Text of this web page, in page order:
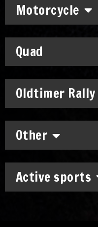
Motorcycle
Quad
Oldtimer Rally
Other
Active sports